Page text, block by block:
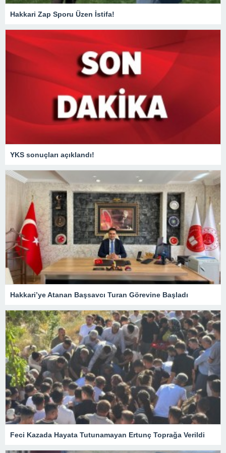
Hakkari Zap Sporu Üzen İstifa!
YKS sonuçları açıklandı!
Hakkari’ye Atanan Başsavcı Turan Görevine Başladı
Feci Kazada Hayata Tutunamayan Ertunç Toprağa Verildi